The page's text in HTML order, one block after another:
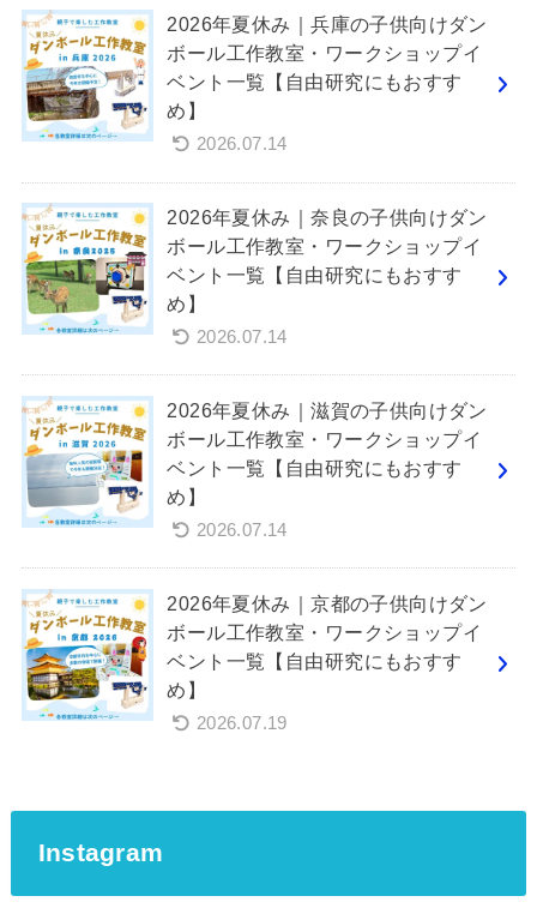
2026年夏休み｜兵庫の子供向けダン
ボール工作教室・ワークショップイ
ベント一覧【自由研究にもおすす
め】
2026.07.14
2026年夏休み｜奈良の子供向けダン
ボール工作教室・ワークショップイ
ベント一覧【自由研究にもおすす
め】
2026.07.14
2026年夏休み｜滋賀の子供向けダン
ボール工作教室・ワークショップイ
ベント一覧【自由研究にもおすす
め】
2026.07.14
2026年夏休み｜京都の子供向けダン
ボール工作教室・ワークショップイ
ベント一覧【自由研究にもおすす
め】
2026.07.19
Instagram